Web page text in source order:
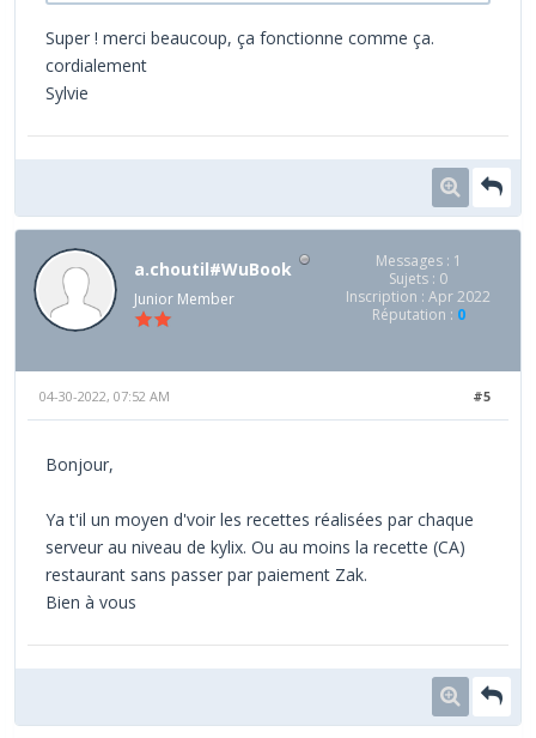
Super ! merci beaucoup, ça fonctionne comme ça.
cordialement
Sylvie
a.choutil#WuBook
Junior Member
Messages : 1
Sujets : 0
Inscription : Apr 2022
Réputation : 0
#5
04-30-2022, 07:52 AM
Bonjour,
Ya t'il un moyen d'voir les recettes réalisées par chaque
serveur au niveau de kylix. Ou au moins la recette (CA)
restaurant sans passer par paiement Zak.
Bien à vous